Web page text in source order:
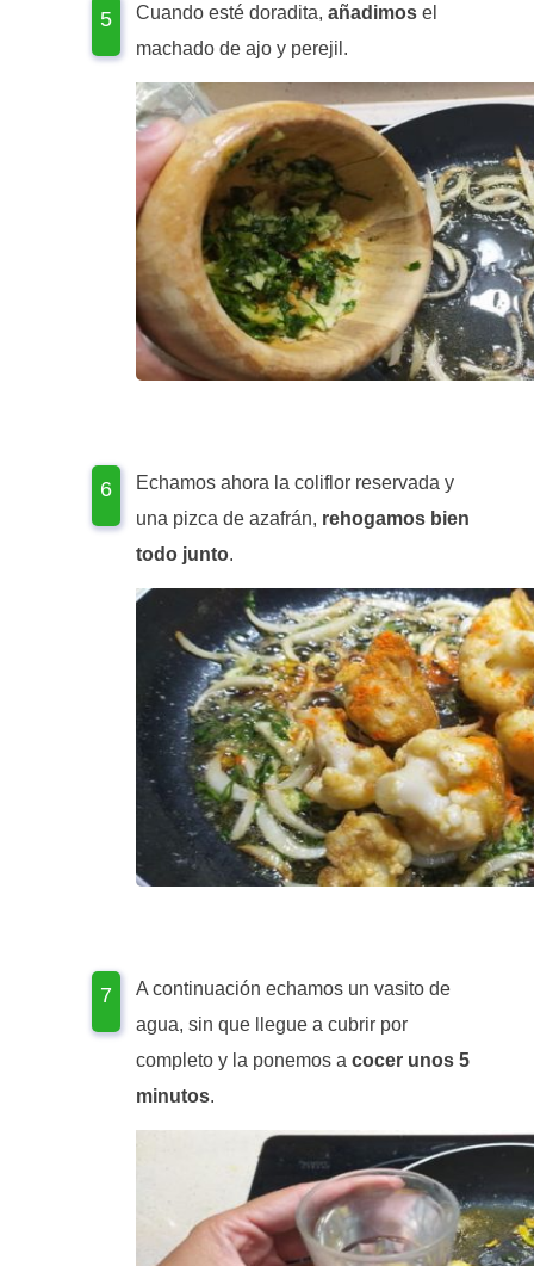
Cuando esté doradita, añadimos el
machado de ajo y perejil.
Echamos ahora la coliflor reservada y
una pizca de azafrán, rehogamos bien
todo junto.
A continuación echamos un vasito de
agua, sin que llegue a cubrir por
completo y la ponemos a cocer unos 5
minutos.